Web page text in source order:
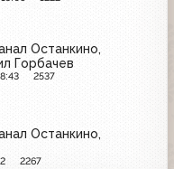
Останкино,
Горбачев
2537
Останкино,
2267